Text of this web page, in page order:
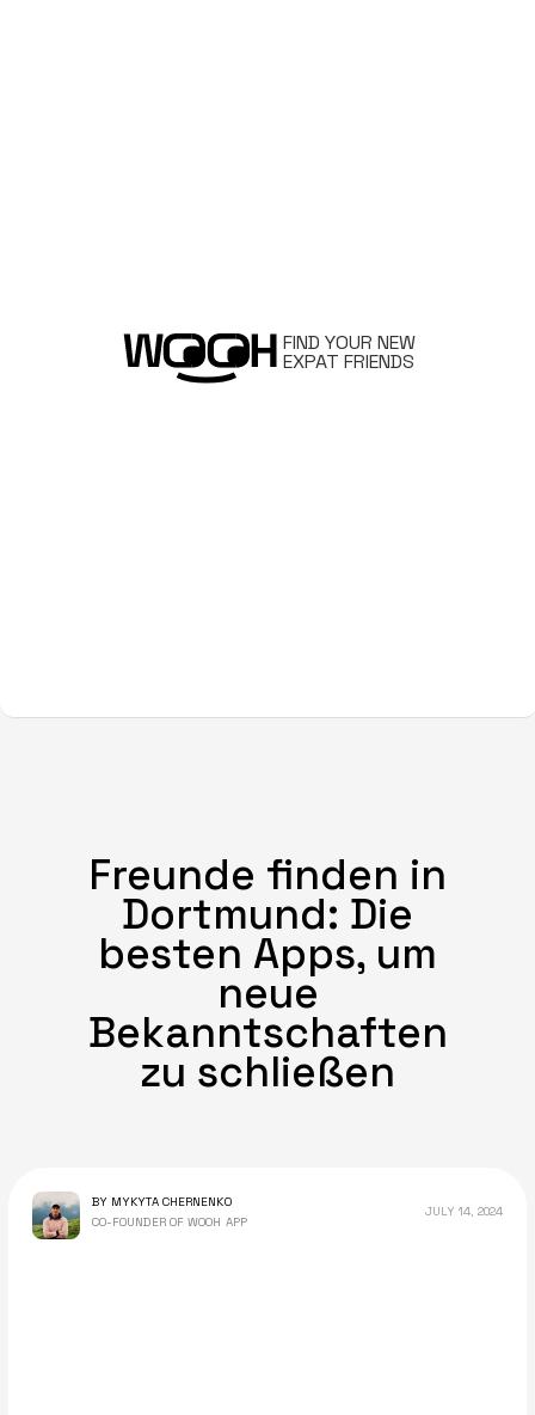
FIND YOUR NEW
EXPAT FRIENDS
Freunde finden in
Dortmund: Die
besten Apps, um
neue
Bekanntschaften
zu schließen
BY MYKYTA CHERNENKO
CO-FOUNDER OF WOOH APP
JULY 14, 2024